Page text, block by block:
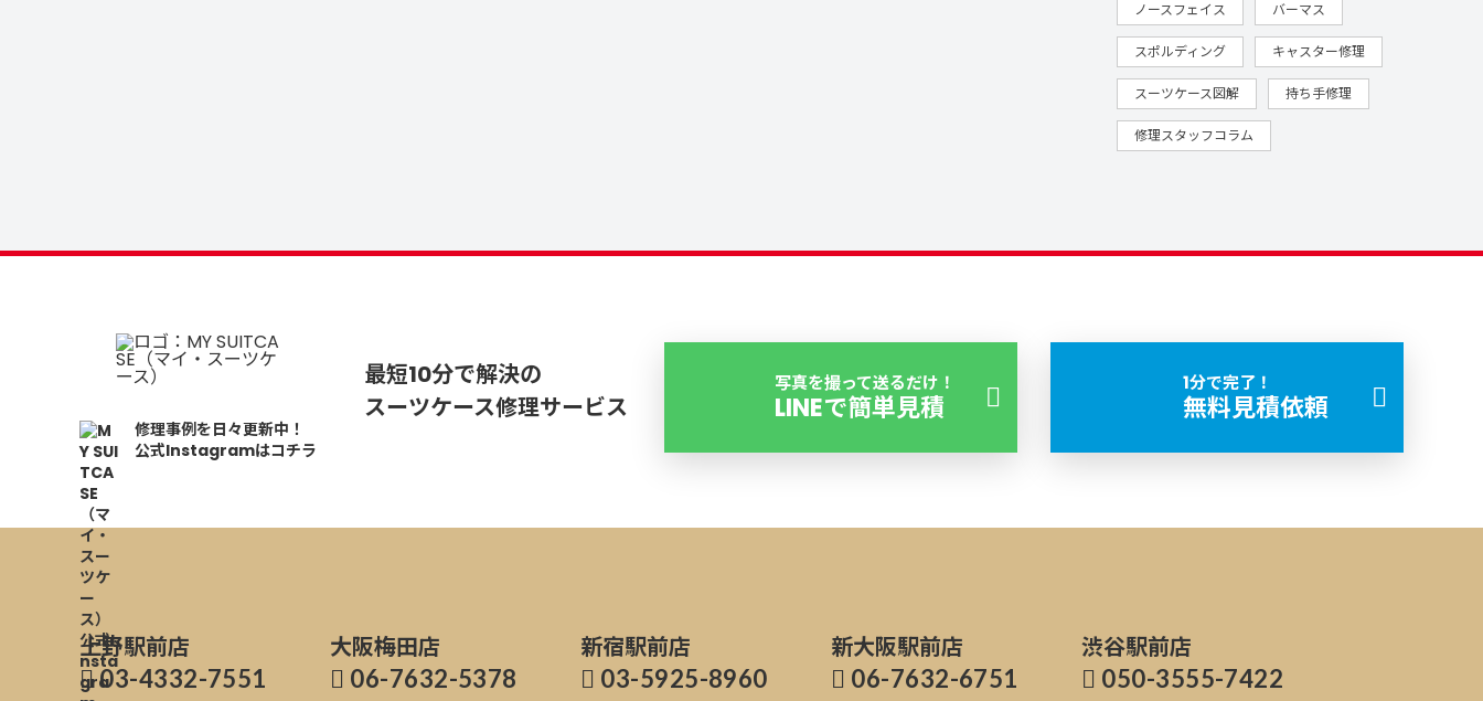
ノースフェイス バーマス
スポルディング キャスター修理
スーツケース図解 持ち手修理
修理スタッフコラム
修理事例を日々更新中！
公式Instagramはコチラ
最短10分で解決の
スーツケース修理サービス
写真を撮って送るだけ！
LINEで簡単見積
1分で完了！
無料見積依頼
上野駅前店
03-4332-7551
大阪梅田店
06-7632-5378
新宿駅前店
03-5925-8960
新大阪駅前店
06-7632-6751
渋谷駅前店
050-3555-7422